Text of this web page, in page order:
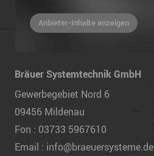
Anbieter-Inhalte anzeigen
Bräuer Systemtechnik GmbH
Gewerbegebiet Nord 6
09456 Mildenau
Fon : 03733 5967610
Email : info@braeuersysteme.de